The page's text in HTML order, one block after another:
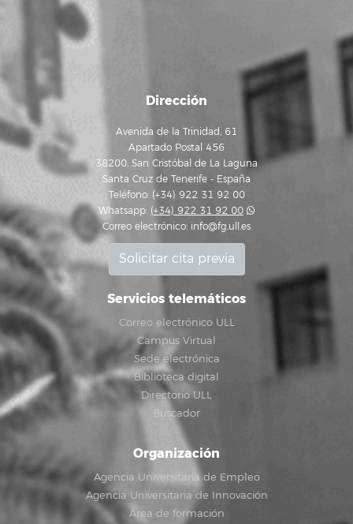
Dirección
Avenida de la Trinidad, 61
Apartado Postal 456
38200, San Cristóbal de La Laguna
Santa Cruz de Tenerife - España
Teléfono: (+34) 922 31 92 00
Whatsapp: (+34) 922 31 92 00
Correo electrónico: info@fg.ull.es
Solicitar cita previa
Servicios telemáticos
Correo electrónico ULL
Campus Virtual
Sede electrónica
Biblioteca digital
Directorio ULL
Buscador
Organización
Agencia Universitaria de Empleo
Agencia Universitaria de Innovación
Área de formación